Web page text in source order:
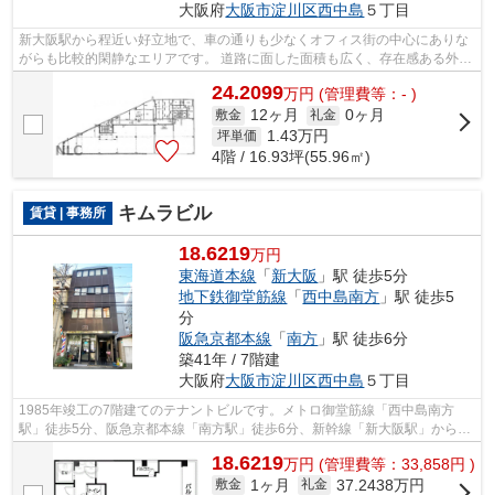
大阪府大阪市淀川区西中島 ５丁目
新大阪駅から程近い好立地で、車の通りも少なくオフィス街の中心にありな
がらも比較的閑静なエリアです。 道路に面した面積も広く、存在感ある外観
24.2099万円 (管理費等：- )
敷金 12ヶ月 礼金 0ヶ月
坪単価 1.43万円
4階 / 16.93坪(55.96㎡)
賃貸 | 事務所 キムラビル
18.6219万円
東海道本線 「新大阪 」駅 徒歩5分
地下鉄御堂筋線 「西中島南方 」駅 徒歩5
分
阪急京都本線 「南方 」駅 徒歩6分
築41年 / 7階建
大阪府大阪市淀川区西中島 ５丁目
1985年竣工の7階建てのテナントビルです。メトロ御堂筋線「西中島南方
駅」徒歩5分、阪急京都本線「南方駅」徒歩6分、新幹線「新大阪駅」からも
徒歩圏内。ワンフロアワンテナントの物件...
18.6219万円 (管理費等：33,858円 )
敷金 1ヶ月 礼金 37.2438万円